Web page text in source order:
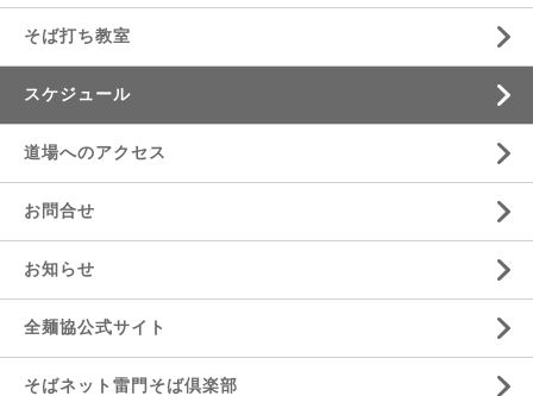
そば打ち教室
スケジュール
道場へのアクセス
お問合せ
お知らせ
全麺協公式サイト
そばネット雷門そば倶楽部